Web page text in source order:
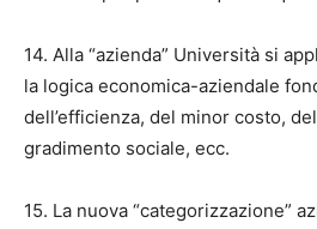
14. Alla “azienda” Università si
la logica economica-aziendale
dell’efficienza, del minor costo,
gradimento sociale, ecc.
15. La nuova “categorizzazione”